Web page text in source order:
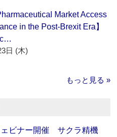
Market Access
in the Post-Brexit Era】
日 (木)
もっと見る »
ェビナー開催 サクラ精機